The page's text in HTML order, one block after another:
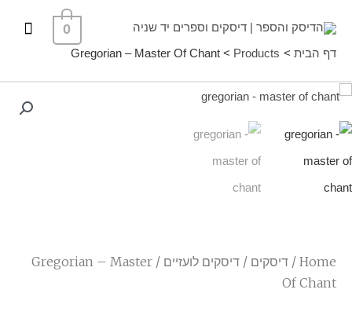
0
דף הבית Products
Gregorian – Master Of Chant
Home
/ דיסקים / דיסקים לועזיים
/ Gregorian – Master
Of Chant